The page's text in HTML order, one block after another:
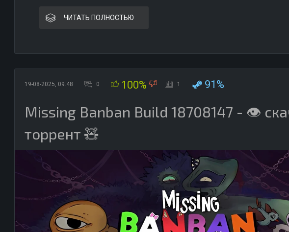
ЧИТАТЬ ПОЛНОСТЬЮ
19-08-2025, 09:48 0 100% 1 91%
Missing Banban Build 18708147 - 👁️
торрент 🧸